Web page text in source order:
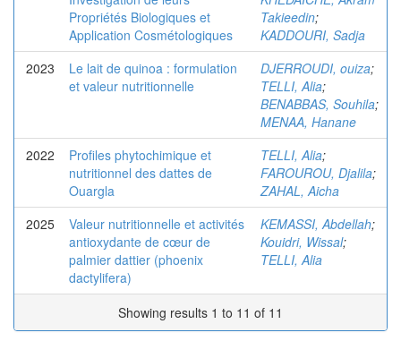
Propriétés Biologiques et
Application Cosmétologiques
Takieedin;
KADDOURI, Sadja
2023
Le lait de quinoa : formulation
et valeur nutritionnelle
DJERROUDI, ouiza;
TELLI, Alia;
BENABBAS, Souhila;
MENAA, Hanane
2022
Profiles phytochimique et
nutritionnel des dattes de
Ouargla
TELLI, Alia;
FAROUROU, Djalila;
ZAHAL, Aicha
2025
Valeur nutritionnelle et activités
antioxydante de cœur de
palmier dattier (phoenix
dactylifera)
KEMASSI, Abdellah;
Kouidri, Wissal;
TELLI, Alia
Showing results 1 to 11 of 11